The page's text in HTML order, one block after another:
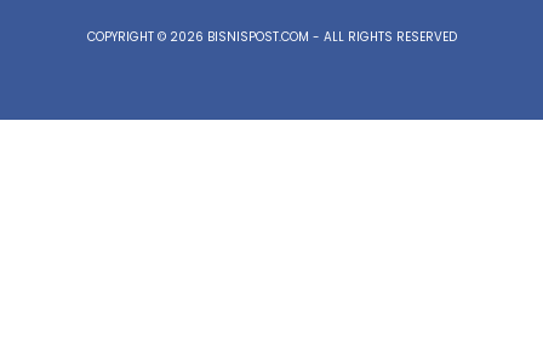
COPYRIGHT © 2026 BISNISPOST.COM - ALL RIGHTS RESERVED